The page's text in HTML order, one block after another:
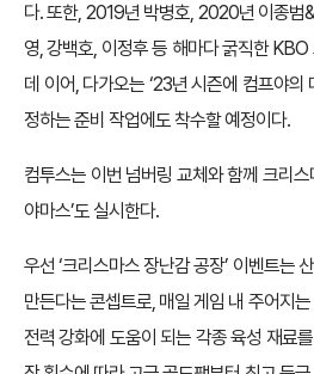
다. 또한, 2019년 박병호, 2020년 이종범
영, 강백호, 이정후 등 해마다 굵직한
데 이어, 다가오는 ‘23년 시즌에 컴프야의
정하는 준비 작업에도 착수할 예정이다.
컴투스는 이번 넘버링 교체와 함께 크리
야마스’도 실시한다.
우선 ‘크리스마스 장난감 공장’ 이벤트는
만든다는 콘셉트로, 매일 게임 내 주어지
전력 강화에 도움이 되는 각종 육성 재료